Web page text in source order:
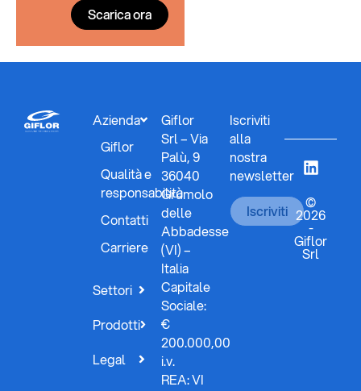
Scarica ora
Azienda
Giflor
Qualità e
responsabilità
Contatti
Carriere
Settori
Prodotti
Legal
Giflor
Srl – Via
Palù, 9
36040
Grumolo
delle
Abbadesse
(VI) –
Italia
Capitale
Sociale:
€
200.000,00
i.v.
REA: VI
Iscriviti
alla
nostra
newsletter
Iscriviti
©
2026
-
Giflor
Srl